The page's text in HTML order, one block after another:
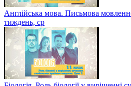
Англійська мова. Письмова
тиждень, ср